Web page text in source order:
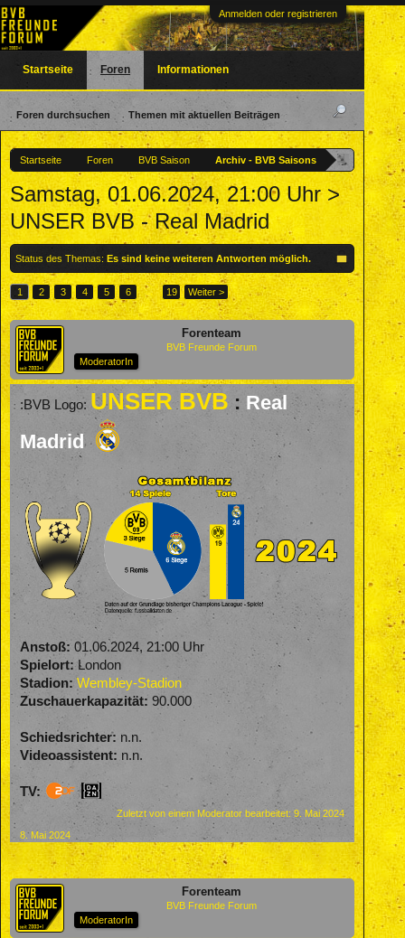
Anmelden oder registrieren
Startseite Foren BVB Saison Archiv - BVB Saisons
Samstag, 01.06.2024, 21:00 Uhr >
UNSER BVB - Real Madrid
Status des Themas: Es sind keine weiteren Antworten möglich.
1 2 3 4 5 6 → 19 Weiter >
Forenteam
BVB Freunde Forum
ModeratorIn
:BVB Logo: UNSER BVB : Real
Madrid
Anstoß: 01.06.2024, 21:00 Uhr
Spielort:London
Stadion: Wembley-Stadion
Zuschauerkapazität: 90.000
Schiedsrichter: n.n.
Videoassistent: n.n.
TV:
Zuletzt von einem Moderator bearbeitet:9. Mai 2024
8. Mai 2024
Forenteam
BVB Freunde Forum
ModeratorIn
Startseite Foren
Foren durchsuchen Themen mit aktuellen Beiträgen
Informationen